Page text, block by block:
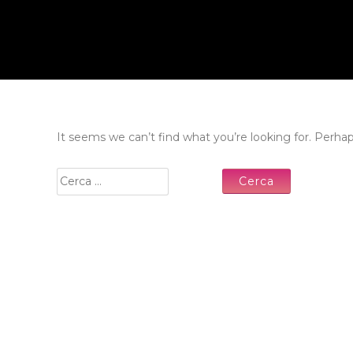
It seems we can’t find what you’re looking for.